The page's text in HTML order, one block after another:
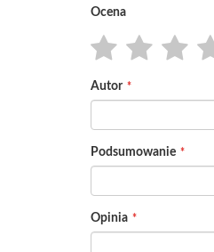
Ocena
star
stars
stars
stars
stars
Autor
Podsumowanie
Opinia